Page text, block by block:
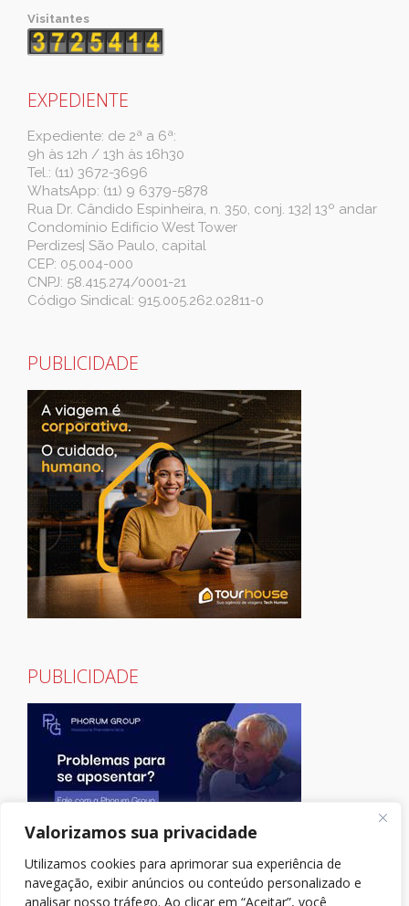
Valorizamos sua privacidade
Utilizamos cookies para aprimorar sua experiência de
navegação, exibir anúncios ou conteúdo personalizado e
analisar nosso tráfego. Ao clicar em “Aceitar”, você
Visitantes
EXPEDIENTE
Expediente: de 2ª a 6ª:
9h às 12h / 13h às 16h30
Tel.: (11) 3672-3696
WhatsApp: (11) 9 6379-5878
Rua Dr. Cândido Espinheira, n. 350, conj. 132| 13º andar
Condomínio Edifício West Tower
Perdizes| São Paulo, capital
CEP: 05.004-000
CNPJ: 58.415.274/0001-21
Código Sindical: 915.005.262.02811-0
PUBLICIDADE
PUBLICIDADE